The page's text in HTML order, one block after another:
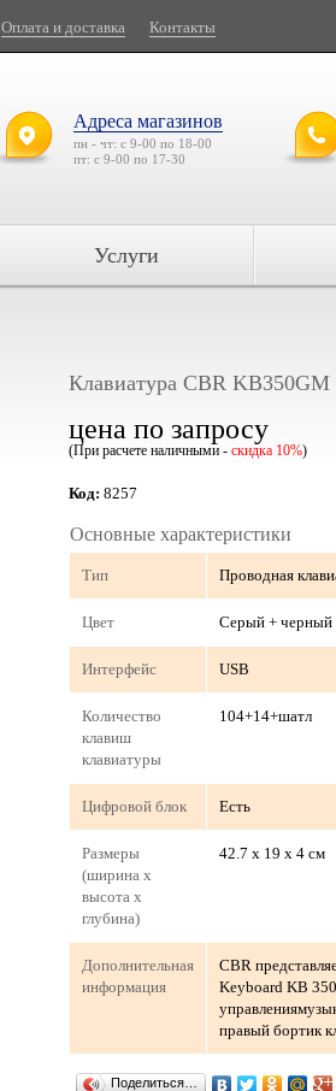
Оплата и доставка Контакты
Адреса магазинов
пн - чт: с 9-00 по 18-00
пт: с 9-00 по 17-30
Услуги
Клавиатура CBR KB350GM
цена по запросу
(При расчете наличными - скидка 10%)
Код: 8257
Основные характеристики
Тип Проводная
Цвет Серый + черный
Интерфейс USB
Количество
клавиш
клавиатуры
104+14+шатл
Цифровой блок Есть
Размеры
(ширина х
высота х
глубина)
42.7 x 19 x 4 см
Дополнительная
информация
CBR
Keyboard KB
правый бортик
Поделиться…